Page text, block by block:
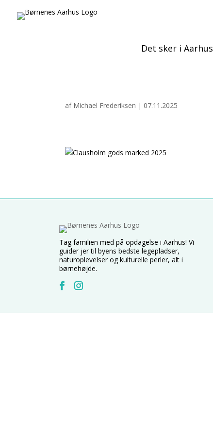
Det sker i Aarhus
af Michael Frederiksen | 07.11.2025
Tag familien med på opdagelse i Aarhus! Vi
guider jer til byens bedste legepladser,
naturoplevelser og kulturelle perler, alt i
børnehøjde.